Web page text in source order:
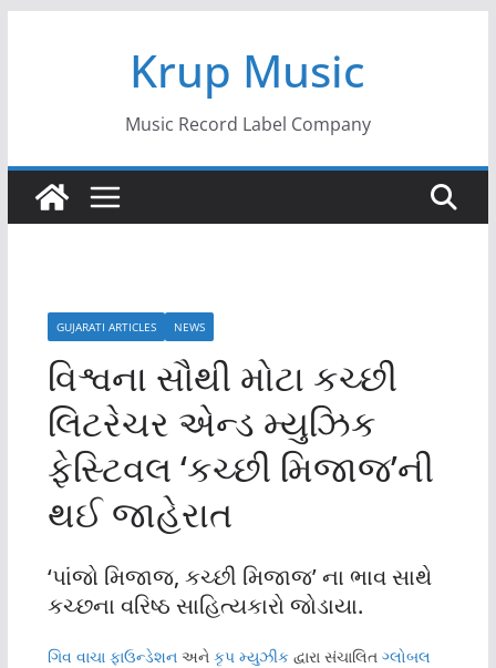
Krup Music
Music Record Label Company
GUJARATI ARTICLES NEWS
વિશ્વના સૌથી મોટા કચ્છી
લિટરેચર એન્ડ મ્યુઝિક
ફેસ્ટિવલ ‘કચ્છી મિજાજ’ની
થઈ જાહેરાત
‘પાંજો મિજાજ, કચ્છી મિજાજ’ ના ભાવ સાથે
કચ્છના વરિષ્ઠ સાહિત્યકારો જોડાયા.
ગિવ વાચા ફાઉન્ડેશનઅને કૃપ મ્યુઝીકદ્વારા સંચાલિત ગ્લોબલ